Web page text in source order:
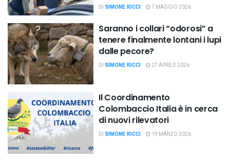
DI SIMONE RICCI 7 MAGGIO 2026
Saranno i collari “odorosi” a
tenere finalmente lontani i lupi
dalle pecore?
DI SIMONE RICCI 27 APRILE 2026
Il Coordinamento
Colombaccio Italia è in cerca
di nuovi rilevatori
DI SIMONE RICCI 19 MARZO 2026